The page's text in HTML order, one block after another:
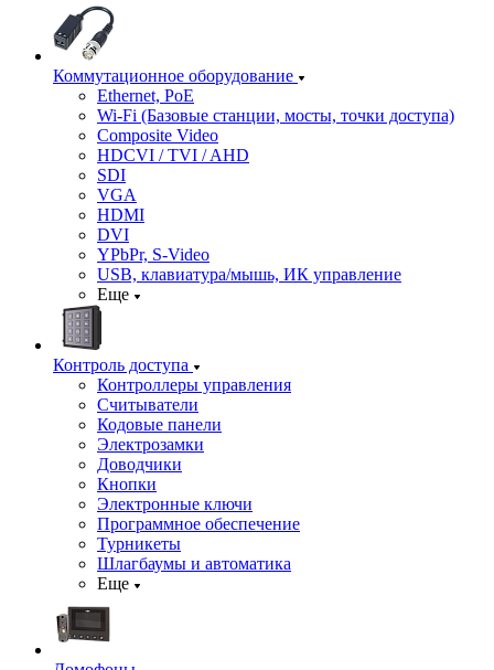
Коммутационное оборудование
Ethernet, PoE
Wi-Fi (Базовые станции, мосты, точки доступа)
Composite Video
HDCVI / TVI / AHD
SDI
VGA
HDMI
DVI
YPbPr, S-Video
USB, клавиатура/мышь, ИК управление
Еще
Контроль доступа
Контроллеры управления
Считыватели
Кодовые панели
Электрозамки
Доводчики
Кнопки
Электронные ключи
Программное обеспечение
Турникеты
Шлагбаумы и автоматика
Еще